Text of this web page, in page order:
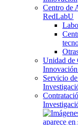
Centro de
RedLabU
Unidad de
Servicio